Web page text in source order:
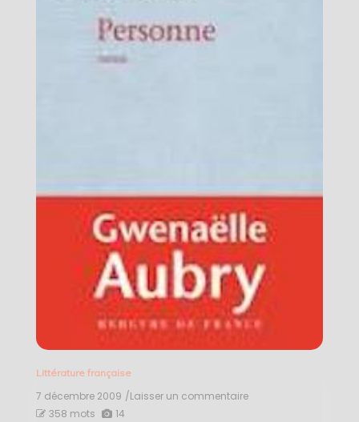
Littérature française
7 décembre 2009 /Laisser un commentaireon
358 mots 14